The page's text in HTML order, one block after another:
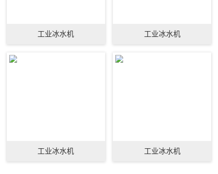
工业冰水机 工业冰水机
工业冰水机 工业冰水机